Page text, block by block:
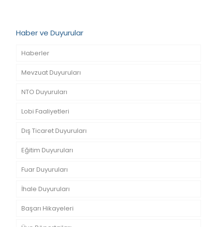
Haber ve Duyurular
Haberler
Mevzuat Duyuruları
NTO Duyuruları
Lobi Faaliyetleri
Dış Ticaret Duyuruları
Eğitim Duyuruları
Fuar Duyuruları
İhale Duyuruları
Başarı Hikayeleri